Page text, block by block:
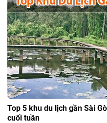
Top 5 khu du lịch gần Sài
cuối tuần